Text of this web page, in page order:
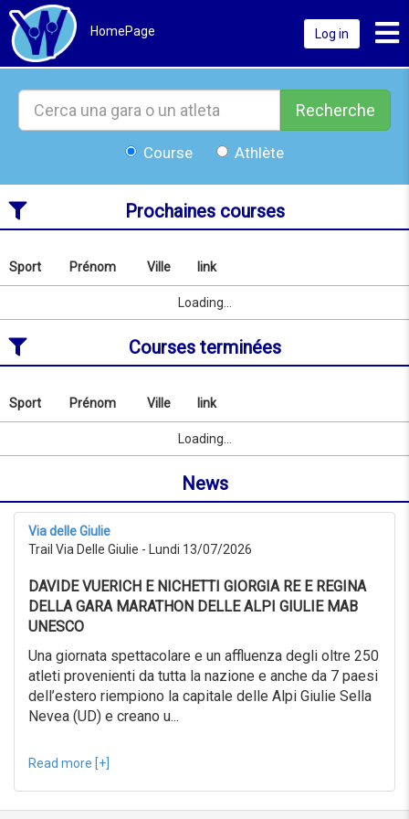
HomePage Log in
Recherche
Course Athlète
Prochaines courses
Rechercher
par
localité
depuis
au
09/09/2026
0KM
avancée
Sport
Reset
Sport Prénom Ville
link
link
Loading...
Courses terminées
Rechercher
par
depuis
09/07/2026
09/08/2026
Recherche
avancée
Sport
Sport Prénom Ville
link
link
Loading...
News
Via delle Giulie
Trail Via Delle Giulie - Lundi 13/07/2026
DAVIDE VUERICH E NICHETTI GIORGIA RE E REGINA
DELLA GARA MARATHON DELLE ALPI GIULIE MAB
UNESCO
Una giornata spettacolare e un affluenza degli oltre 250
atleti provenienti da tutta la nazione e anche da 7 paesi
dell’estero riempiono la capitale delle Alpi Giulie Sella
Nevea (UD) e creano u...
Read more [+]